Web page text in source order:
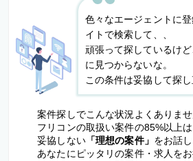
色々なエージェントに
イトで検索して、、
頑張って探しているけ
に見つからないな。
この条件は妥協して探し
案件探しでこんな状況よくありま
フリコンの取扱い案件の85%以上は
妥協しない「理想の案件」 をお話
あなたにピッタリの案件・求人をお